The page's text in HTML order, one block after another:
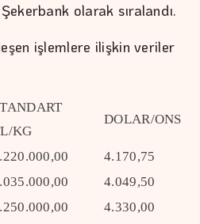
olarak sıralandı.
işlemlere ilişkin veriler
KG
DOLAR/ONS
4.170,75
4.049,50
4.330,00